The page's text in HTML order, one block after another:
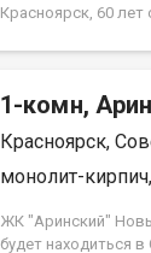
Красноярск, 60 лет
1-комн,
Красноярск,
монолит-
ЖК "Аринский"
будет находиться